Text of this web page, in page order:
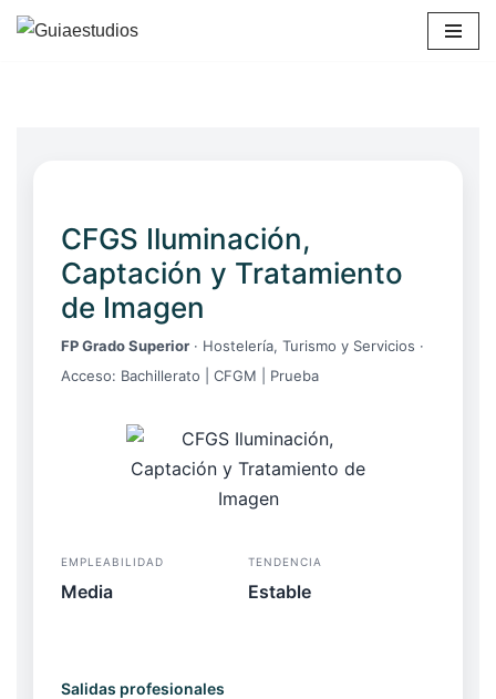
CFGS Iluminación,
Captación y Tratamiento
de Imagen
FP Grado Superior · Hostelería, Turismo y Servicios ·
Acceso: Bachillerato | CFGM | Prueba
EMPLEABILIDAD
Media
TENDENCIA
Estable
Salidas profesionales